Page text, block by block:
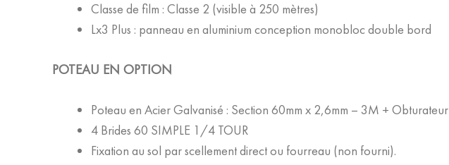
Classe de film : Classe 2 (visible à 250 mètres)
Lx3 Plus : panneau en aluminium conception monobloc double bord
POTEAU EN OPTION
Poteau en Acier Galvanisé : Section 60mm x 2,6mm – 3M + Obturateur
4 Brides 60 SIMPLE 1/4 TOUR
Fixation au sol par scellement direct ou fourreau (non fourni).